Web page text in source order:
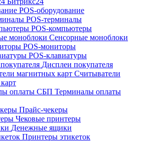
POS-оборудование
POS-терминалы
POS-компьютеры
Сенсорные моноблоки
POS-мониторы
POS-клавиатуры
Дисплеи покупателя
Считыватели
Терминалы оплаты
Прайс-чекеры
Чековые принтеры
Денежные ящики
Принтеры этикеток